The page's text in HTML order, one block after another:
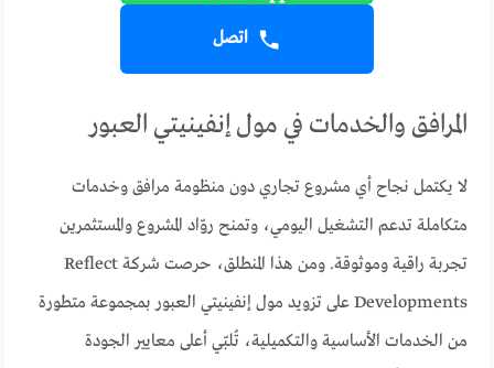
اتصل
المرافق والخدمات في مول إنفينيتي العبور
لا يكتمل نجاح أي مشروع تجاري دون منظومة مرافق وخدمات
متكاملة تدعم التشغيل اليومي، وتمنح روّاد المشروع والمستثمرين
تجربة راقية وموثوقة. ومن هذا المنطلق، حرصت شركة Reflect
Developments على تزويد مول إنفينيتي العبور بمجموعة متطورة
من الخدمات الأساسية والتكميلية، تُلبّي أعلى معايير الجودة